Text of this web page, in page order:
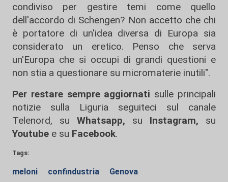
condiviso per gestire temi come quello
dell'accordo di Schengen? Non accetto che chi
è portatore di un'idea diversa di Europa sia
considerato un eretico. Penso che serva
un'Europa che si occupi di grandi questioni e
non stia a questionare su micromaterie inutili".
Per restare sempre aggiornati sulle principali
notizie sulla Liguria seguiteci sul canale
Telenord, su
Whatsapp, su Instagram, su
Youtube e su Facebook.
Tags:
meloni confindustria Genova